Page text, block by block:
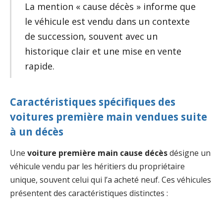
La mention « cause décès » informe que
le véhicule est vendu dans un contexte
de succession, souvent avec un
historique clair et une mise en vente
rapide.
Caractéristiques spécifiques des
voitures première main vendues suite
à un décès
Une voiture première main cause décèsdésigne un
véhicule vendu par les héritiers du propriétaire
unique, souvent celui qui l’a acheté neuf. Ces véhicules
présentent des caractéristiques distinctes :